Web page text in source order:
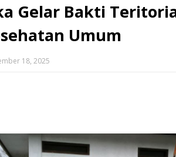
Gelar Bakti
Umum
18, 2025